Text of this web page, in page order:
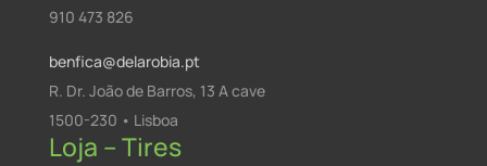
910 473 826
benfica@delarobia.pt
R. Dr. João de Barros, 13 A cave
1500-230 • Lisboa
Loja – Tires